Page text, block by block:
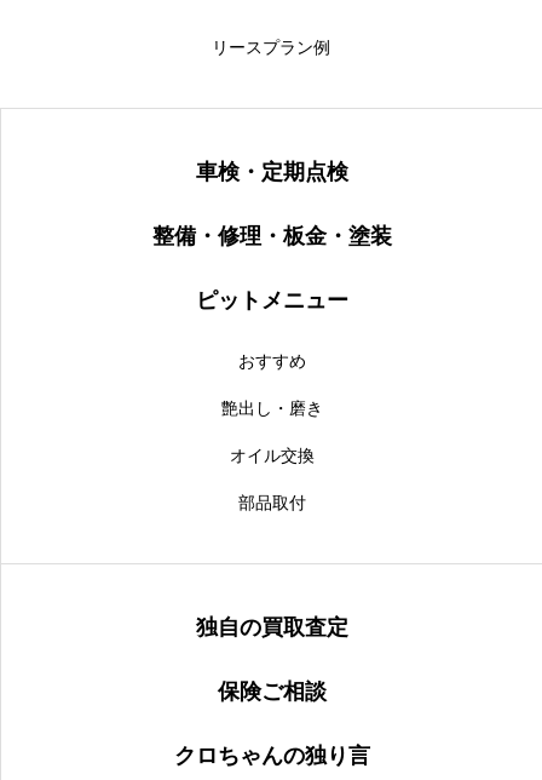
リースプラン例
車検・定期点検
整備・修理・板金・塗装
ピットメニュー
おすすめ
艶出し・磨き
オイル交換
部品取付
独自の買取査定
保険ご相談
クロちゃんの独り言